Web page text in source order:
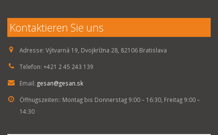
Kontaktieren Sie uns
Adresse: Výtvarná 19, Dvojkrížna 28, 82106 Bratislava
Telefon: +421 2 45 243 139
Email: gesan@gesan.sk
Öffnugszeiten:: Montag bis Donnerstag 9:00 – 16:30, Freitag 9:00 –
14:30